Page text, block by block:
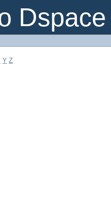
Dspace
Y Z